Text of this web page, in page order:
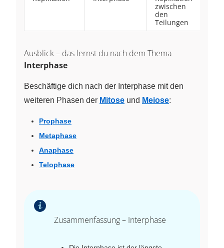
zwischen
den
Teilungen
Ausblick – das lernst du nach dem Thema
Interphase
Beschäftige dich nach der Interphase mit den
weiteren Phasen der Mitose und Meiose:
Prophase
Metaphase
Anaphase
Telophase
Zusammenfassung – Interphase